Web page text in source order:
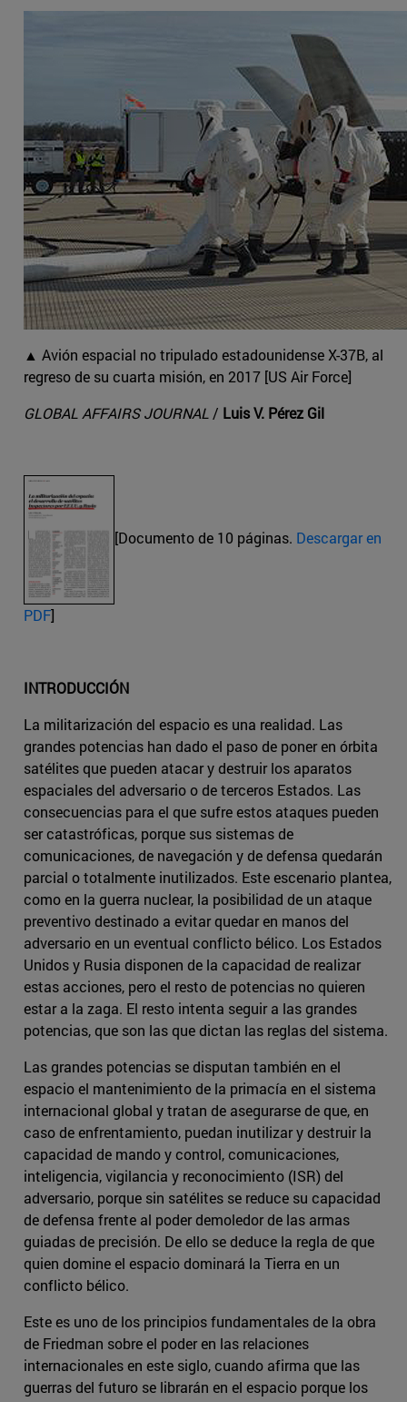
▲ Avión espacial no tripulado estadounidense X-37B, al
regreso de su cuarta misión, en 2017 [US Air Force]
GLOBAL AFFAIRS JOURNAL / Luis V. Pérez Gil
[Documento de 10 páginas. Descargar en
PDF]
INTRODUCCIÓN
La militarización del espacio es una realidad. Las
grandes potencias han dado el paso de poner en órbita
satélites que pueden atacar y destruir los aparatos
espaciales del adversario o de terceros Estados. Las
consecuencias para el que sufre estos ataques pueden
ser catastróficas, porque sus sistemas de
comunicaciones, de navegación y de defensa quedarán
parcial o totalmente inutilizados. Este escenario plantea,
como en la guerra nuclear, la posibilidad de un ataque
preventivo destinado a evitar quedar en manos del
adversario en un eventual conflicto bélico. Los Estados
Unidos y Rusia disponen de la capacidad de realizar
estas acciones, pero el resto de potencias no quieren
estar a la zaga. El resto intenta seguir a las grandes
potencias, que son las que dictan las reglas del sistema.
Las grandes potencias se disputan también en el
espacio el mantenimiento de la primacía en el sistema
internacional global y tratan de asegurarse de que, en
caso de enfrentamiento, puedan inutilizar y destruir la
capacidad de mando y control, comunicaciones,
inteligencia, vigilancia y reconocimiento (ISR) del
adversario, porque sin satélites se reduce su capacidad
de defensa frente al poder demoledor de las armas
guiadas de precisión. De ello se deduce la regla de que
quien domine el espacio dominará la Tierra en un
conflicto bélico.
Este es uno de los principios fundamentales de la obra
de Friedman sobre el poder en las relaciones
internacionales en este siglo, cuando afirma que las
guerras del futuro se librarán en el espacio porque los